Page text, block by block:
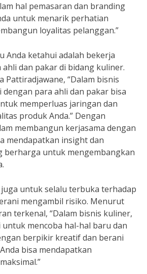
hal pemasaran dan branding
untuk menarik perhatian
loyalitas pelanggan.”
Anda ketahui adalah bekerja
ahli dan pakar di bidang kuliner.
Pattiradjawane, “Dalam bisnis
para ahli dan pakar bisa
memperluas jaringan dan
produk Anda.” Dengan
membangun kerjasama dengan
mendapatkan insight dan
berharga untuk mengembangkan
untuk selalu terbuka terhadap
mengambil risiko. Menurut
terkenal, “Dalam bisnis kuliner,
mencoba hal-hal baru dan
berpikir kreatif dan berani
bisa mendapatkan